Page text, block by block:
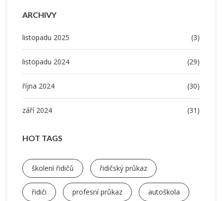
ARCHIVY
listopadu 2025 (3)
listopadu 2024 (29)
října 2024 (30)
září 2024 (31)
HOT TAGS
školení řidičů řidičský průkaz
řidiči profesní průkaz autoškola